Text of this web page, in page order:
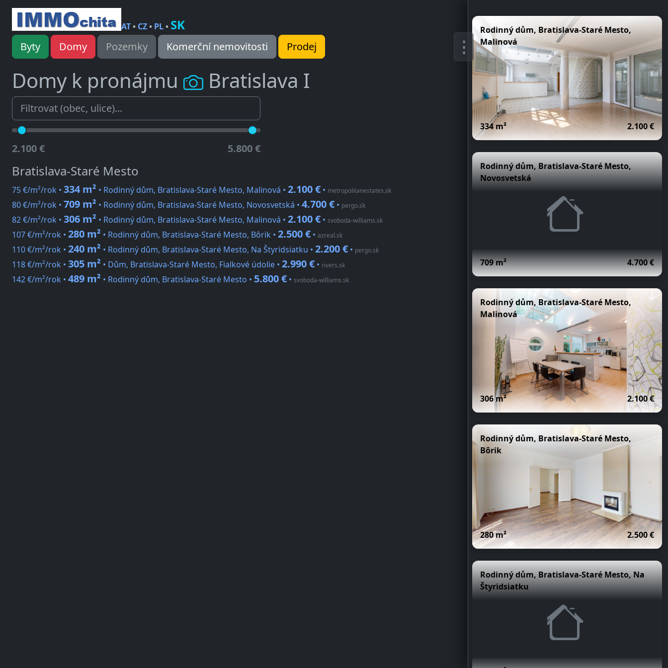
AT• CZ• PL• SK
Byty Domy Pozemky Komerční nemovitosti Prodej
Domy k pronájmu Bratislava I
2.100 € 5.800 €
Bratislava-Staré Mesto
75 €/m²/rok • 334 m² • Rodinný dům, Bratislava-Staré Mesto, Malinová • 2.100 € • metropolitanestates.sk
80 €/m²/rok • 709 m² • Rodinný dům, Bratislava-Staré Mesto, Novosvetská • 4.700 € • pergo.sk
82 €/m²/rok • 306 m² • Rodinný dům, Bratislava-Staré Mesto, Malinová • 2.100 € • svoboda-williams.sk
107 €/m²/rok • 280 m² • Rodinný dům, Bratislava-Staré Mesto, Bôrik • 2.500 € • azreal.sk
110 €/m²/rok • 240 m² • Rodinný dům, Bratislava-Staré Mesto, Na Štyridsiatku • 2.200 € • pergo.sk
118 €/m²/rok • 305 m² • Dům, Bratislava-Staré Mesto, Fialkové údolie • 2.990 € • rivers.sk
142 €/m²/rok • 489 m² • Rodinný dům, Bratislava-Staré Mesto • 5.800 € • svoboda-williams.sk